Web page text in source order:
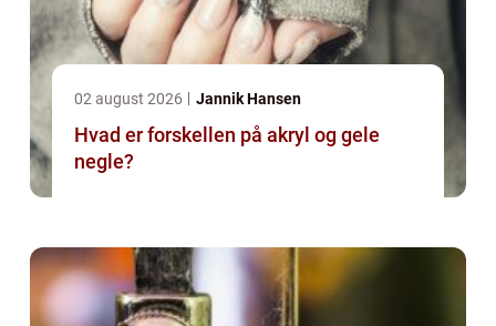
02 august 2026 Jannik Hansen
Hvad er forskellen på akryl og gele
negle?